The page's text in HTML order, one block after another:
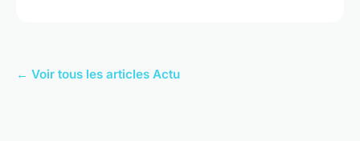
← Voir tous les articles Actu